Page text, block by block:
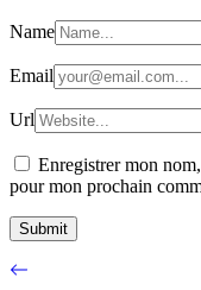
Name
Email
Url
Enregistrer mon
pour mon prochain